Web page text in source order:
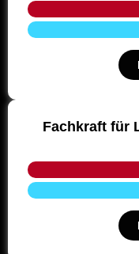
Fachkraft für